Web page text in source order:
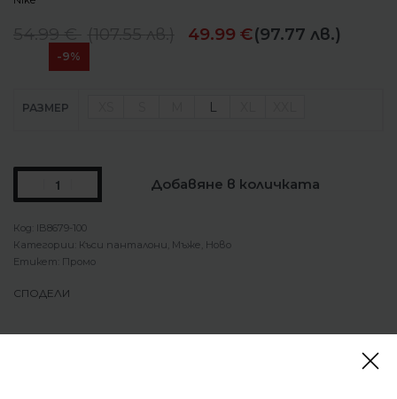
49.99 €(97.77 лв.)
-9%
РАЗМЕР L
Добавяне в количката
IB8679-100
Категории: Къси панталони Мъже Ново
Етикет: Промо
СПОДЕЛИ